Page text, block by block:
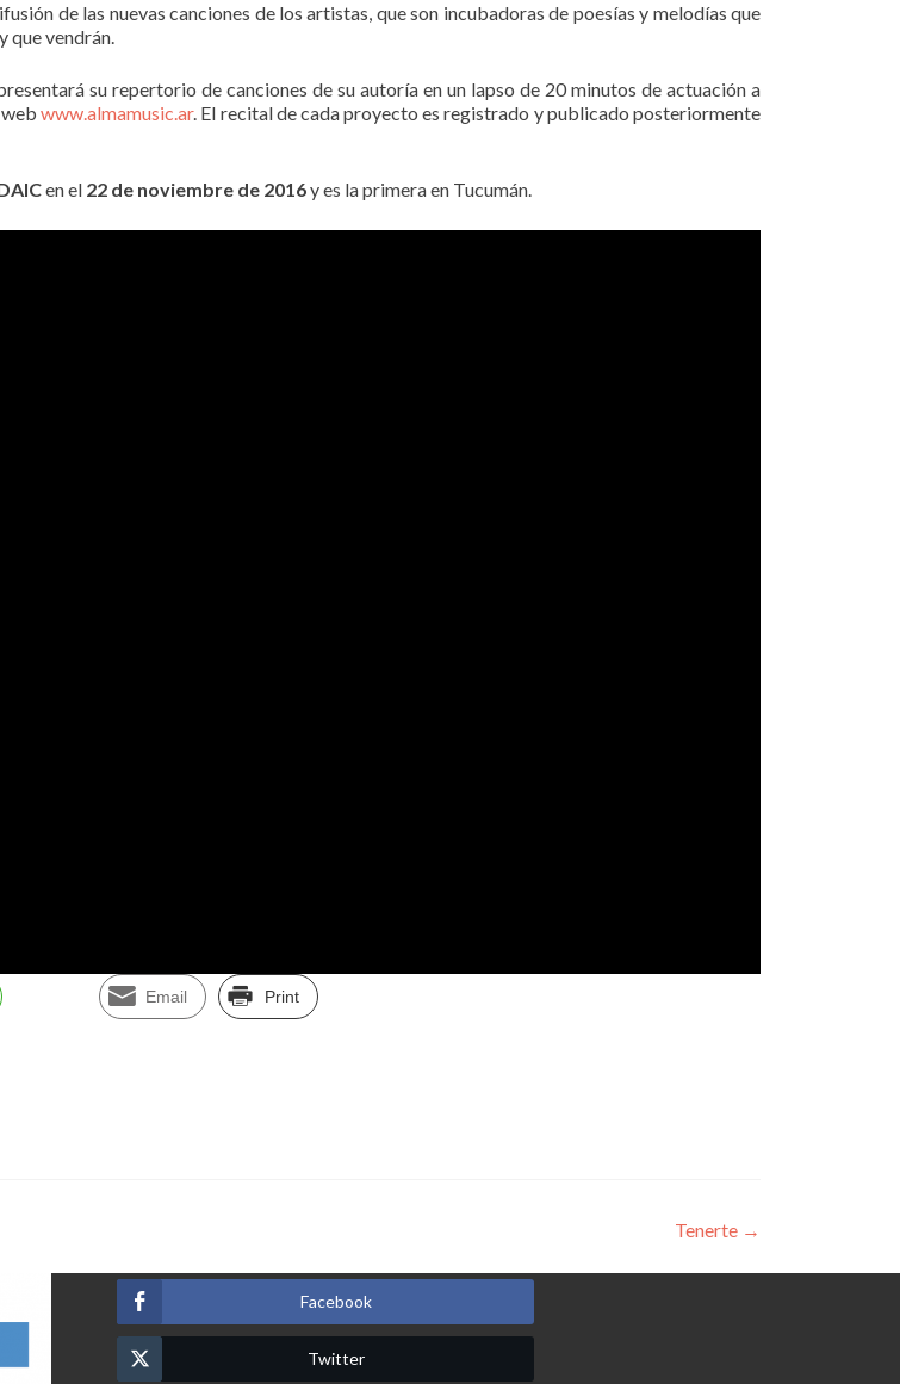
de las nuevas canciones de los artistas, que son incubadoras de poesías y melodías que
que vendrán.
su repertorio de canciones de su autoría en un lapso de 20 minutos de actuación a
webwww.almamusic.ar. El recital de cada proyecto es registrado y publicado posteriormente
en el 22 de noviembre de 2016y es la primera en Tucumán.
Email Print
Tenerte →
Facebook
Twitter